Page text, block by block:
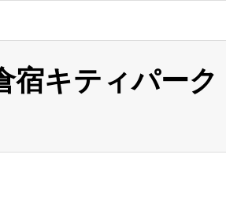
宿キティパーク